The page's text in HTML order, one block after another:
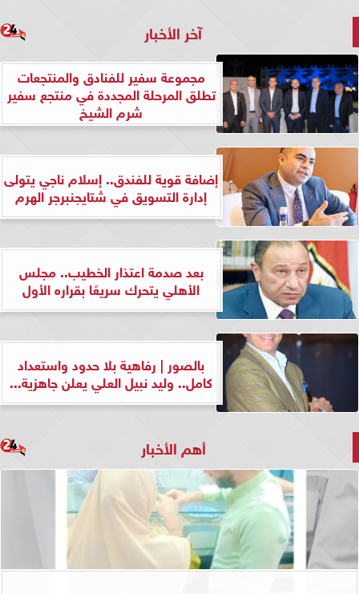
آخر الأخبار
مجموعة سفير للفنادق والمنتجعات
تطلق المرحلة المجددة في منتجع سفير
شرم الشيخ
إضافة قوية للفندق.. إسلام ناجي يتولى
إدارة التسويق في شتايجنبرجر الهرم
بعد صدمة اعتذار الخطيب.. مجلس
الأهلي يتحرك سريعًا بقراره الأول
بالصور | رفاهية بلا حدود واستعداد
كامل.. وليد نبيل العلي يعلن جاهزية...
أهم الأخبار